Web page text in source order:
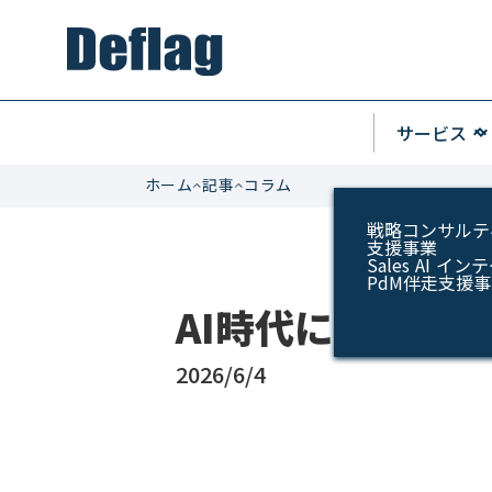
サービス
戦略コンサル
支援事業
Sales AI イン
PdM伴走支援
ホーム 記事 コラム
AI時代に対面が
2026/6/4